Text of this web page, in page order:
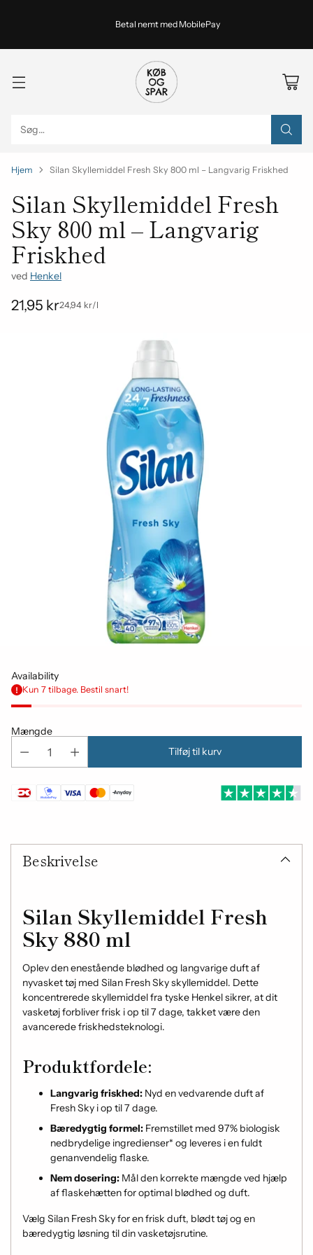
Søg…
Betal nemt med MobilePay
Hjem Silan Skyllemiddel Fresh Sky 800 ml – Langvarig Friskhed
Silan Skyllemiddel Fresh
Sky 800 ml – Langvarig
Friskhed
ved Henkel
Almindelig
21,95 krEnhedspris
24,94 kr/
om l
Availability
Kun 7 tilbage. Bestil snart!
Mængde
Tilføj til kurv
af
produkt
Beskrivelse
Silan Skyllemiddel Fresh
Sky 880 ml
Oplev den enestående blødhed og langvarige duft af
nyvasket tøj med Silan Fresh Sky skyllemiddel. Dette
koncentrerede skyllemiddel fra tyske Henkel sikrer, at dit
vasketøj forbliver frisk i op til 7 dage, takket være den
avancerede friskhedsteknologi.
Produktfordele:
Langvarig friskhed: Nyd en vedvarende duft af
Fresh Sky i op til 7 dage.
Bæredygtig formel: Fremstillet med 97% biologisk
nedbrydelige ingredienser* og leveres i en fuldt
genanvendelig flaske.
Nem dosering: Mål den korrekte mængde ved hjælp
af flaskehætten for optimal blødhed og duft.
Vælg Silan Fresh Sky for en frisk duft, blødt tøj og en
bæredygtig løsning til din vasketøjsrutine.